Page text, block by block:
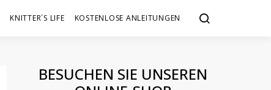
KNITTER´S LIFE KOSTENLOSE ANLEITUNGEN
BESUCHEN SIE UNSEREN